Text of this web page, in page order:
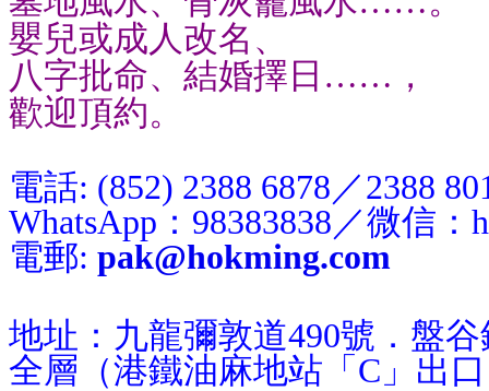
嬰兒或成人改名、
八字批命、結婚擇日……，
歡迎頂約。
電話: (852) 2388 6878／2388
WhatsApp：98383838／微信：
電郵: pak@hokming.com
地址：九龍彌敦道490號．盤
全層（港鐵油麻地站「C」出